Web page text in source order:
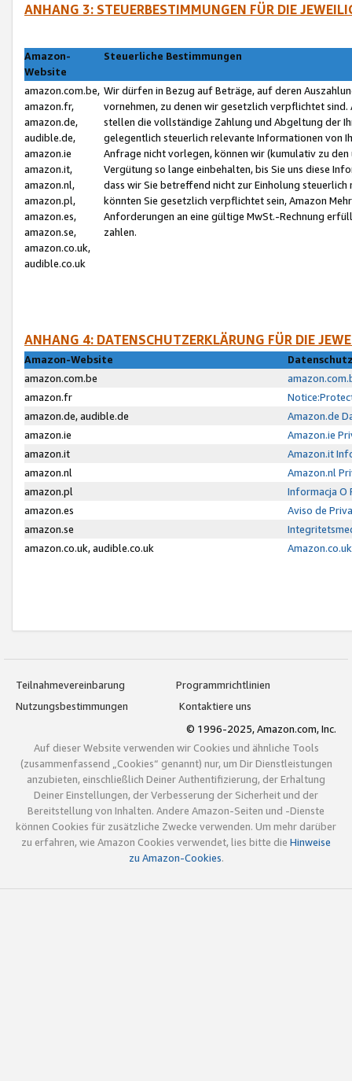
ANHANG 3: STEUERBESTIMMUNGEN FÜR DIE
Amazon-
Website
Steuerliche Bestimmungen
amazon.com.be,
amazon.fr,
amazon.de,
audible.de,
amazon.ie
amazon.it,
amazon.nl,
amazon.pl,
amazon.es,
amazon.se,
amazon.co.uk,
audible.co.uk
Wir dürfen in Bezug auf Beträge, auf deren
vornehmen, zu denen wir gesetzlich verpflichtet
stellen die vollständige Zahlung und Abgeltung der
gelegentlich steuerlich relevante Informationen von
Anfrage nicht vorlegen, können wir (kumulativ zu
Vergütung so lange einbehalten, bis Sie uns diese
dass wir Sie betreffend nicht zur Einholung
könnten Sie gesetzlich verpflichtet sein, Amazon
Anforderungen an eine gültige MwSt.-Rechnung
zahlen.
ANHANG 4: DATENSCHUTZERKLÄRUNG FÜR DIE
Amazon-Website
amazon.com.be
amazon.fr
amazon.de, audible.de
Amazon.de
amazon.ie
Amazon.ie
amazon.it
Amazon.it
amazon.nl
Amazon.nl
amazon.pl
Informacja O
amazon.es
Aviso de
amazon.se
amazon.co.uk, audible.co.uk
Teilnahmevereinbarung
Programmrichtlinien
Nutzungsbestimmungen
Kontaktiere uns
© 1996-2025, Amazon.com, Inc.
Auf dieser Website verwenden wir Cookies und ähnliche Tools
(zusammenfassend „Cookies“ genannt) nur, um Dir Dienstleistungen
anzubieten, einschließlich Deiner Authentifizierung, der Erhaltung
Deiner Einstellungen, der Verbesserung der Sicherheit und der
Bereitstellung von Inhalten. Andere Amazon-Seiten und -Dienste
können Cookies für zusätzliche Zwecke verwenden. Um mehr darüber
zu erfahren, wie Amazon Cookies verwendet, lies bitte die Hinweise
zu Amazon-Cookies.